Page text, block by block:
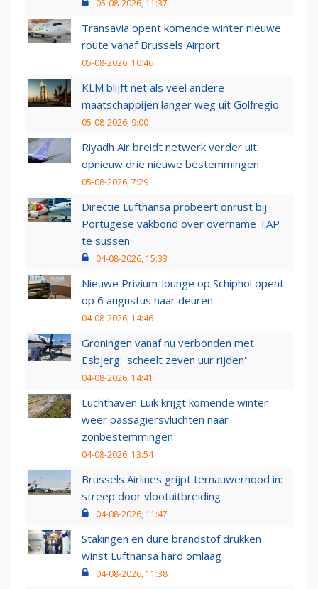
05-08-2026, 11:37
Transavia opent komende winter nieuwe
route vanaf Brussels Airport
05-08-2026, 10:46
KLM blijft net als veel andere
maatschappijen langer weg uit Golfregio
05-08-2026, 9:00
Riyadh Air breidt netwerk verder uit:
opnieuw drie nieuwe bestemmingen
05-08-2026, 7:29
Directie Lufthansa probeert onrust bij
Portugese vakbond over overname TAP
te sussen
04-08-2026, 15:33
Nieuwe Privium-lounge op Schiphol opent
op 6 augustus haar deuren
04-08-2026, 14:46
Groningen vanaf nu verbonden met
Esbjerg: 'scheelt zeven uur rijden'
04-08-2026, 14:41
Luchthaven Luik krijgt komende winter
weer passagiersvluchten naar
zonbestemmingen
04-08-2026, 13:54
Brussels Airlines grijpt ternauwernood in:
streep door vlootuitbreiding
04-08-2026, 11:47
Stakingen en dure brandstof drukken
winst Lufthansa hard omlaag
04-08-2026, 11:38